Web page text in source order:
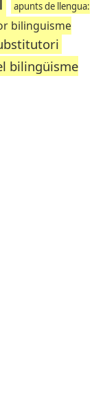
apunts de llengua:
bilinguisme
bilingüisme